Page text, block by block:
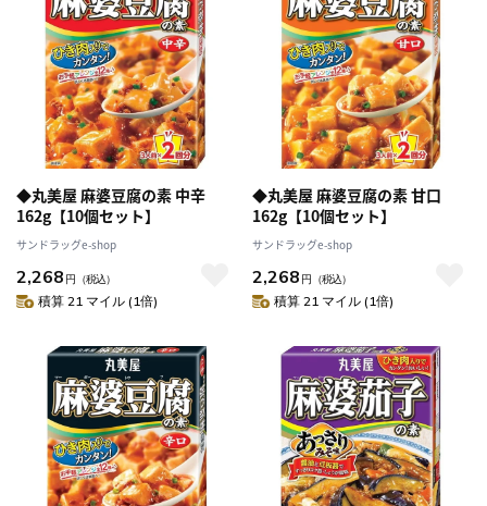
◆丸美屋 麻婆豆腐の素 中辛
162g【10個セット】
サンドラッグe-shop
2,268 円 （税込）
積算 21 マイル (1倍)
◆丸美屋 麻婆豆腐の素 甘口
162g【10個セット】
サンドラッグe-shop
2,268 円 （税込）
積算 21 マイル (1倍)